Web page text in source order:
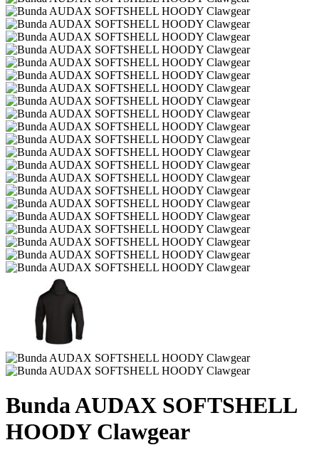
Bunda AUDAX SOFTSHELL
HOODY Clawgear